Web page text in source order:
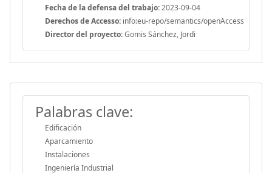
Fecha de la defensa del trabajo:2023-09-04
Derechos de Accesso: info:eu-repo/semantics/openAccess
Director del proyecto:Gomis Sánchez, Jordi
Palabras clave:
Edificación
Aparcamiento
Instalaciones
Ingeniería Industrial